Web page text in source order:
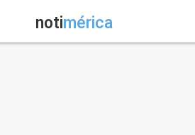
notimérica